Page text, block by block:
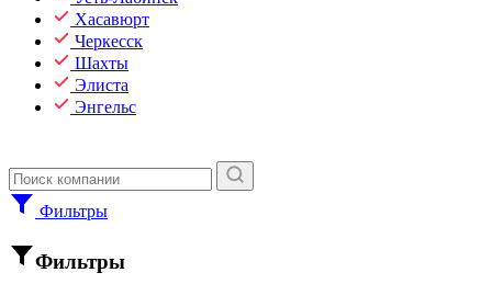
Хасавюрт
Черкесск
Шахты
Элиста
Энгельс
Фильтры
Фильтры